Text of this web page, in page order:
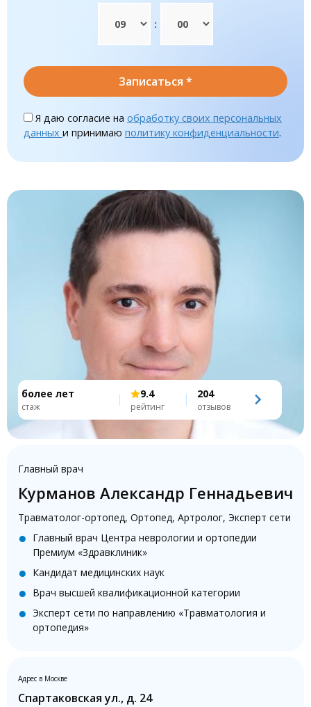
:
Записаться *
Я даю согласие на обработку своих персональных
данных и принимаю политику конфиденциальности.
Главный врач
Курманов Александр Геннадьевич
Травматолог-ортопед, Ортопед, Артролог, Эксперт сети
более лет
стаж
9.4
рейтинг
204
отзывов
Главный врач Центра неврологии и ортопедии
Премиум «Здравклиник»
Кандидат медицинских наук
Врач высшей квалификационной категории
Эксперт сети по направлению «Травматология и
ортопедия»
Адрес в Москве
Спартаковская ул., д. 24